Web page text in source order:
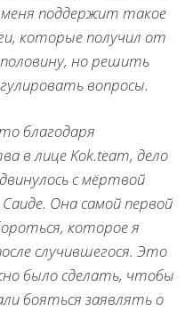
поддержит такое
которые получил от
но решить
вопросы.
благодаря
в лице Kok.team, дело
с мёртвой
Она самой первой
которое я
случившегося. Это
было сделать, чтобы
бояться заявлять о